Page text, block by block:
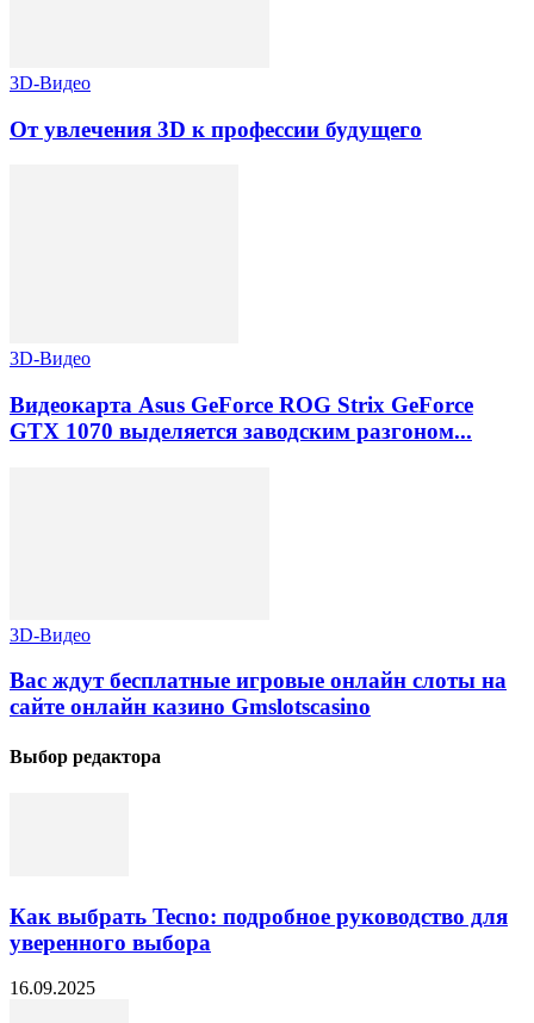
3D-Видео
От увлечения 3D к профессии будущего
3D-Видео
Видеокарта Asus GeForce ROG Strix GeForce
GTX 1070 выделяется заводским разгоном...
3D-Видео
Вас ждут бесплатные игровые онлайн слоты на
сайте онлайн казино Gmslotscasino
Выбор редактора
Как выбрать Tecno: подробное руководство для
уверенного выбора
16.09.2025